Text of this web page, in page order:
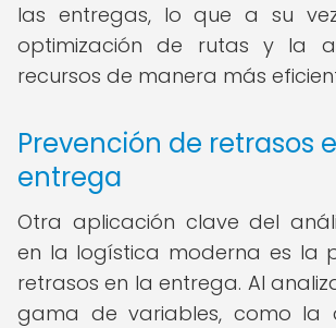
las entregas, lo que a su
optimización de rutas y la
recursos de manera más
Prevención de retrasos
entrega
Otra aplicación clave del
en la logística moderna es la
retrasos en la entrega. Al
gama de variables, como la